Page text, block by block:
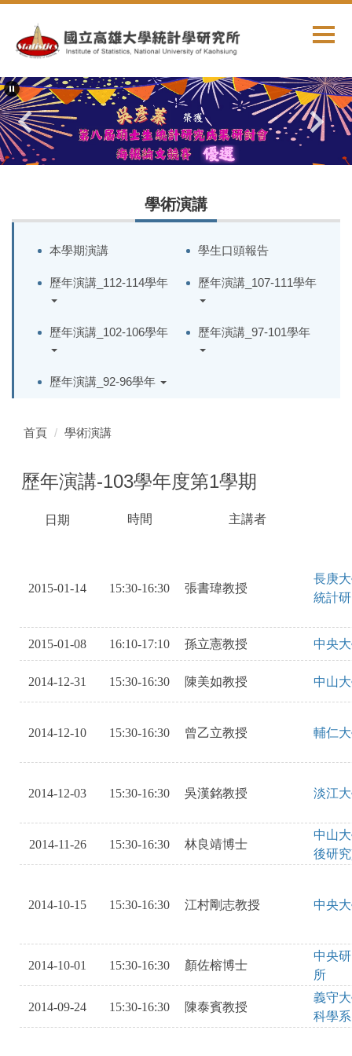
主
內
容
區
學術演講
本學期演講 學生口頭報告
歷年演講_112-114學年 歷年演講_107-111學年
歷年演講_102-106學年 歷年演講_97-101學年
歷年演講_92-96學年
首頁 學術演講
歷年演講-103學年度第1學期
日期
時間
主講者
2015-01-14 15:30-16:30 張書瑋教授
長庚
統計
2015-01-08 16:10-17:10 孫立憲教授 中央
2014-12-31 15:30-16:30 陳美如教授 中山
2014-12-10 15:30-16:30 曾乙立教授 輔仁
2014-12-03 15:30-16:30 吳漢銘教授 淡江
2014-11-26 15:30-16:30 林良靖博士
中山
後研
2014-10-15 15:30-16:30 江村剛志教授 中央
2014-10-01 15:30-16:30 顏佐榕博士
中央
所
2014-09-24 15:30-16:30 陳泰賓教授
義守
科學系